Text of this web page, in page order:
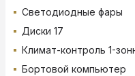
Светодиодные фары
Диски 17
Климат-контроль 1-
Бортовой компьютер